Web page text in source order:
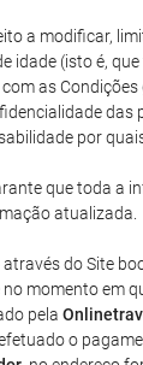
a modificar,
idade (isto é,
as
das
por
que toda a
atualizada.
do Site
momento em
pela
o